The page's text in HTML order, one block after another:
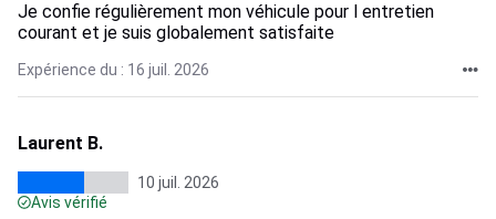
Je confie régulièrement mon véhicule pour l entretien
courant et je suis globalement satisfaite
Expérience du : 16 juil. 2026
Laurent B.
10 juil. 2026
Avis vérifié